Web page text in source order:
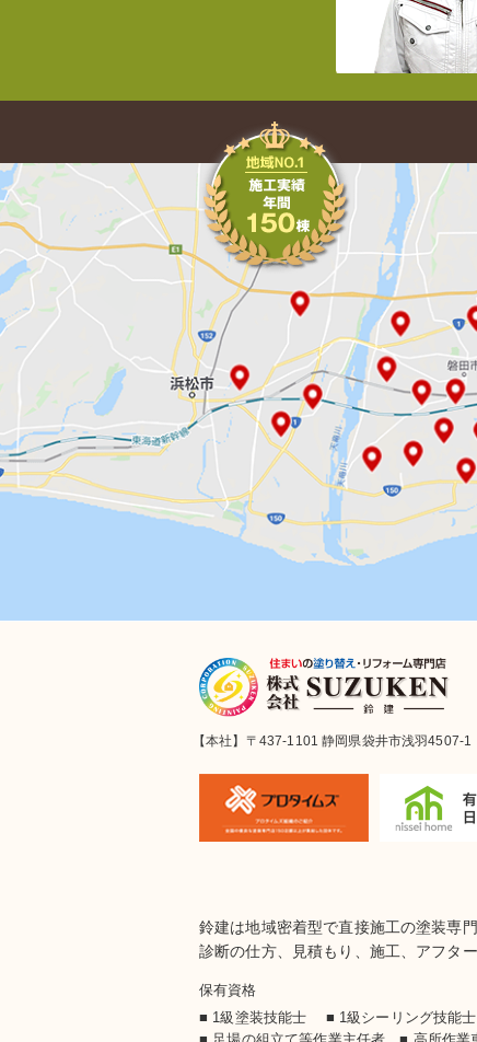
【本社】〒437-1101 静岡県袋井市浅羽4507-1
鈴建は地域密着型で直接施工の塗装専
診断の仕方、見積もり、施工、アフタ
保有資格
■ 1級塗装技能士 ■ 1級シーリング技能